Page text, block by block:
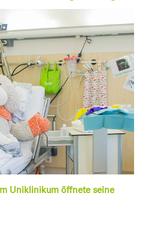
Uniklinikum öffnete seine